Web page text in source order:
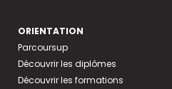
ORIENTATION
Parcoursup
Découvrir les diplômes
Découvrir les formations